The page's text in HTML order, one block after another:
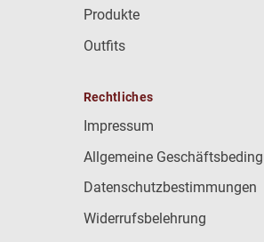
Produkte
Outfits
Rechtliches
Impressum
Allgemeine
Datenschutzbestimmungen
Widerrufsbelehrung